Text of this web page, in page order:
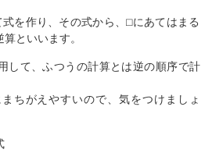
を作り、その式から、⬜︎にあてはまる
といいます。
して、ふつうの計算とは逆の順序で計
ちがえやすいので、気をつけましょ